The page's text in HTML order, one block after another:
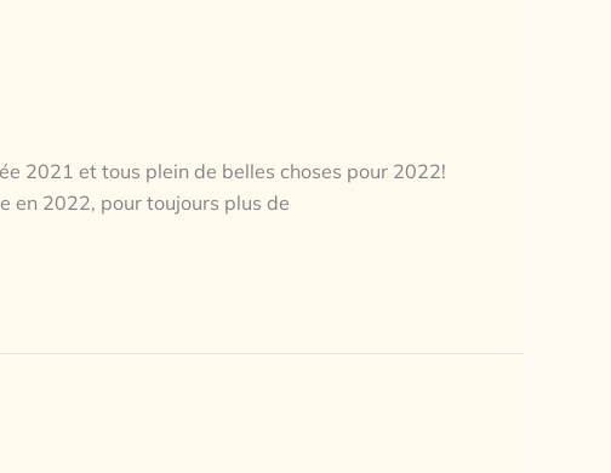
2021 et tous plein de belles choses pour 2022!
en 2022, pour toujours plus de